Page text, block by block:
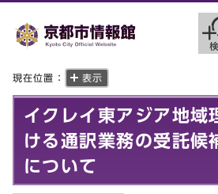
現在位置： 表示
イクレイ東アジア地域
ける通訳業務の受託候
について